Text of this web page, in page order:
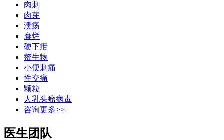
肉刺
肉芽
溃疡
糜烂
硬下疳
赘生物
小便刺痛
性交痛
颗粒
人乳头瘤病毒
咨询更多>>
医生团队